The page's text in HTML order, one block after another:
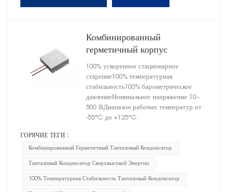
Комбинированный
герметичный корпус
высокоэнергетического
танталового конденсатора,
размер A
100% ускоренное стационарное
старение100% температурная
стабильность100% барометрическое
давлениеНоминальное напряжение 10–
500 ВДиапазон рабочих температур от
-55°C до +125°C.
ГОРЯЧИЕ ТЕГИ :
Комбинированный Герметичный Танталовый Конденсатор
Танталовый Конденсатор Сверхвысокой Энергии
100% Температурная Стабильность Танталовый Конденсатор